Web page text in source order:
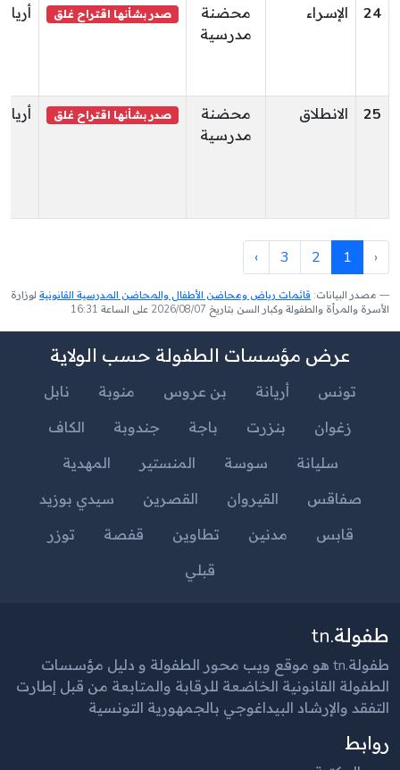
24 الإسراء
محضنة
مدرسية
صدر بشأنها اقتراح غلق
25 الانطلاق
محضنة
مدرسية
صدر بشأنها اقتراح غلق
‹
1
2
3
›
مصدر البيانات: قائمات رياض ومحاضن الأطفال والمحاضن المدرسية القانونية لوزارة
الأسرة والمرأة والطفولة وكبار السن بتاريخ 2026/08/07 على الساعة 16:31
عرض مؤسسات الطفولة حسب الولاية
تونس أريانة بن عروس منوبة
نابل
زغوان
بنزرت باجة جندوبة
الكاف
سليانة
سوسة المنستير
المهدية
صفاقس
القيروان القصرين
سيدي بوزيد
قابس
مدنين تطاوين قفصة
توزر
قبلي
طفولة.tn
طفولة.tn هو موقع ويب محور الطفولة و دليل مؤسسات
الطفولة القانونية الخاضعة للرقابة والمتابعة من قبل إطارت
التفقد والإرشاد البيداغوجي بالجمهورية التونسية
روابط